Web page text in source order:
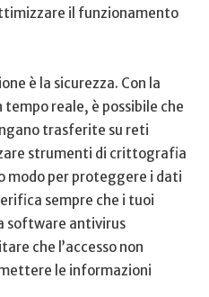
il funzionamento
è ‌la sicurezza. Con la
​reale, è ⁣possibile che
trasferite su reti
strumenti di crittografia
modo per ​proteggere⁣ i dati
sempre che‍ i ⁤tuoi‍
software antivirus
che l’accesso non
‍le informazioni